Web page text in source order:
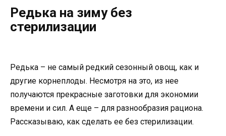
Редька на зиму без
стерилизации
Редька – не самый редкий сезонный овощ, как и
другие корнеплоды. Несмотря на это, из нее
получаются прекрасные заготовки для экономии
времени и сил. А еще – для разнообразия рациона.
Рассказываю, как сделать ее без стерилизации.